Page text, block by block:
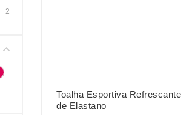
2
Toalha Esportiva Refrescante
de Elastano